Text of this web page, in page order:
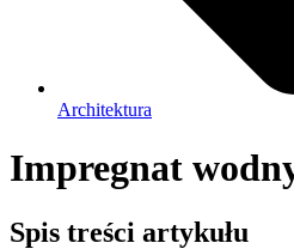
Architektura
Impregnat
Spis treści artykułu